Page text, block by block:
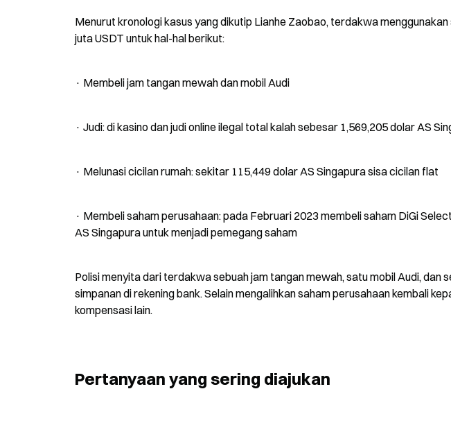
Menurut kronologi kasus yang dikutip Lianhe Zaobao, terdakwa
juta USDT untuk hal-hal berikut:
· Membeli jam tangan mewah dan mobil Audi
· Judi: di kasino dan judi online ilegal total kalah sebesar 1,569,205 dolar AS
· Melunasi cicilan rumah: sekitar 115,449 dolar AS Singapura sisa cicilan flat
· Membeli saham perusahaan: pada Februari 2023 membeli saham DiGi
AS Singapura untuk menjadi pemegang saham
Polisi menyita dari terdakwa sebuah jam tangan mewah, satu mobil Audi, dan
simpanan di rekening bank. Selain mengalihkan saham perusahaan kembali
kompensasi lain.
Pertanyaan yang sering diajukan